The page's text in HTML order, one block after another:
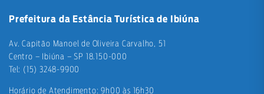
Prefeitura da Estância Turística de Ibiúna
Av. Capitão Manoel de Oliveira Carvalho, 51
Centro – Ibiúna – SP 18.150-000
Tel: (15) 3248-9900
Horário de Atendimento: 9h00 às 16h30